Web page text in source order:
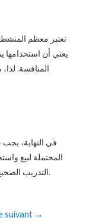
تعتبر معظم
يعني أن استخدامها
المنافسة.
في النهاية، يجب
المحتملة لبيع
التدريب الصحيح والتغذية السليمة لتحقيق أهدافهم الرياضية بأمان.
suivant →